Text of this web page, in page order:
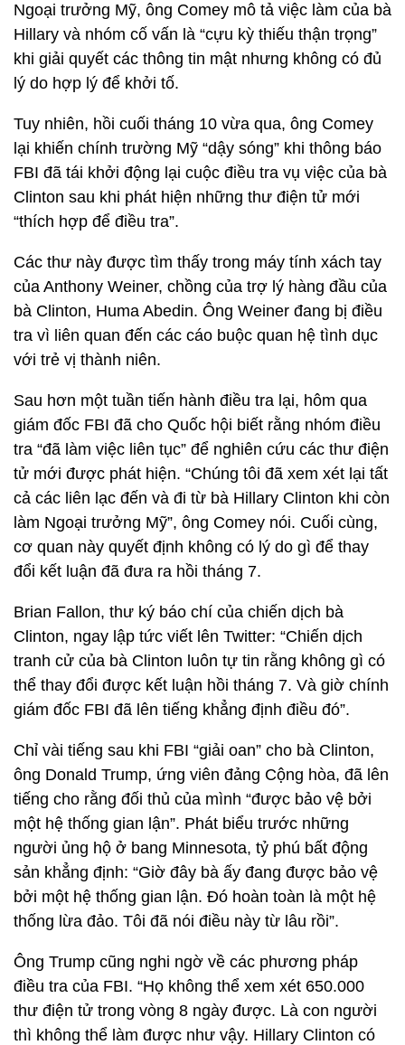
Ngoại trưởng Mỹ, ông Comey mô tả việc làm của bà
Hillary và nhóm cố vấn là “cựu kỳ thiếu thận trọng”
khi giải quyết các thông tin mật nhưng không có đủ
lý do hợp lý để khởi tố.
Tuy nhiên, hồi cuối tháng 10 vừa qua, ông Comey
lại khiến chính trường Mỹ “dậy sóng” khi thông báo
FBI đã tái khởi động lại cuộc điều tra vụ việc của bà
Clinton sau khi phát hiện những thư điện tử mới
“thích hợp để điều tra”.
Các thư này được tìm thấy trong máy tính xách tay
của Anthony Weiner, chồng của trợ lý hàng đầu của
bà Clinton, Huma Abedin. Ông Weiner đang bị điều
tra vì liên quan đến các cáo buộc quan hệ tình dục
với trẻ vị thành niên.
Sau hơn một tuần tiến hành điều tra lại, hôm qua
giám đốc FBI đã cho Quốc hội biết rằng nhóm điều
tra “đã làm việc liên tục” để nghiên cứu các thư điện
tử mới được phát hiện. “Chúng tôi đã xem xét lại tất
cả các liên lạc đến và đi từ bà Hillary Clinton khi còn
làm Ngoại trưởng Mỹ”, ông Comey nói. Cuối cùng,
cơ quan này quyết định không có lý do gì để thay
đổi kết luận đã đưa ra hồi tháng 7.
Brian Fallon, thư ký báo chí của chiến dịch bà
Clinton, ngay lập tức viết lên Twitter: “Chiến dịch
tranh cử của bà Clinton luôn tự tin rằng không gì có
thể thay đổi được kết luận hồi tháng 7. Và giờ chính
giám đốc FBI đã lên tiếng khẳng định điều đó”.
Chỉ vài tiếng sau khi FBI “giải oan” cho bà Clinton,
ông Donald Trump, ứng viên đảng Cộng hòa, đã lên
tiếng cho rằng đối thủ của mình “được bảo vệ bởi
một hệ thống gian lận”. Phát biểu trước những
người ủng hộ ở bang Minnesota, tỷ phú bất động
sản khẳng định: “Giờ đây bà ấy đang được bảo vệ
bởi một hệ thống gian lận. Đó hoàn toàn là một hệ
thống lừa đảo. Tôi đã nói điều này từ lâu rồi”.
Ông Trump cũng nghi ngờ về các phương pháp
điều tra của FBI. “Họ không thể xem xét 650.000
thư điện tử trong vòng 8 ngày được. Là con người
thì không thể làm được như vậy. Hillary Clinton có